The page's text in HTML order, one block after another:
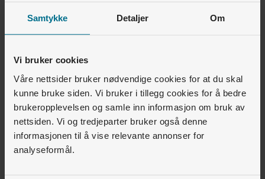
Samtykke Detaljer Om
Vi bruker cookies
Våre nettsider bruker nødvendige cookies for at du skal
kunne bruke siden. Vi bruker i tillegg cookies for å bedre
brukeropplevelsen og samle inn informasjon om bruk av
nettsiden. Vi og tredjeparter bruker også denne
informasjonen til å vise relevante annonser for
analyseformål.
direkte fra tv- og strømmeboks til hjemmesentral ved hjelp
intern kabling, via for eksempel punkt i veggen eller
signalforsterker som Altibox Wifi Overalt, er problemet.
Forsøk flere nettverksporter i hjemmesentralen og
eventuelt en annen nettverkskabel for å være helt sikker.
Fungerer det fremdeles ikke?